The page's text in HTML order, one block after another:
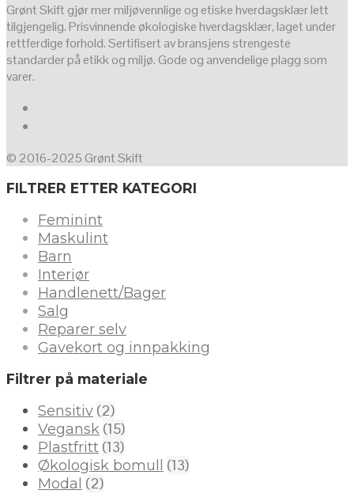
Grønt Skift gjør mer miljøvennlige og etiske hverdagsklær lett
tilgjengelig. Prisvinnende økologiske hverdagsklær, laget under
rettferdige forhold. Sertifisert av bransjens strengeste
standarder på etikk og miljø. Gode og anvendelige plagg som
varer.
© 2016-2025 Grønt Skift
FILTRER ETTER KATEGORI
Feminint
Maskulint
Barn
Interiør
Handlenett/Bager
Salg
Reparer selv
Gavekort og innpakking
Filtrer på materiale
Sensitiv (2)
Vegansk (15)
Plastfritt (13)
Økologisk bomull (13)
Modal (2)